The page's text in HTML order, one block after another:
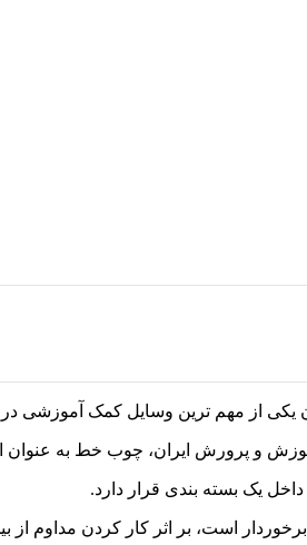
یکی از مهم ترین وسایل کمک آموزشی
و پرورش ایران، چوب خط به عنوان
یک بسته بندی قرار دارد.
برخوردار است، بر اثر کار کردن مداوم